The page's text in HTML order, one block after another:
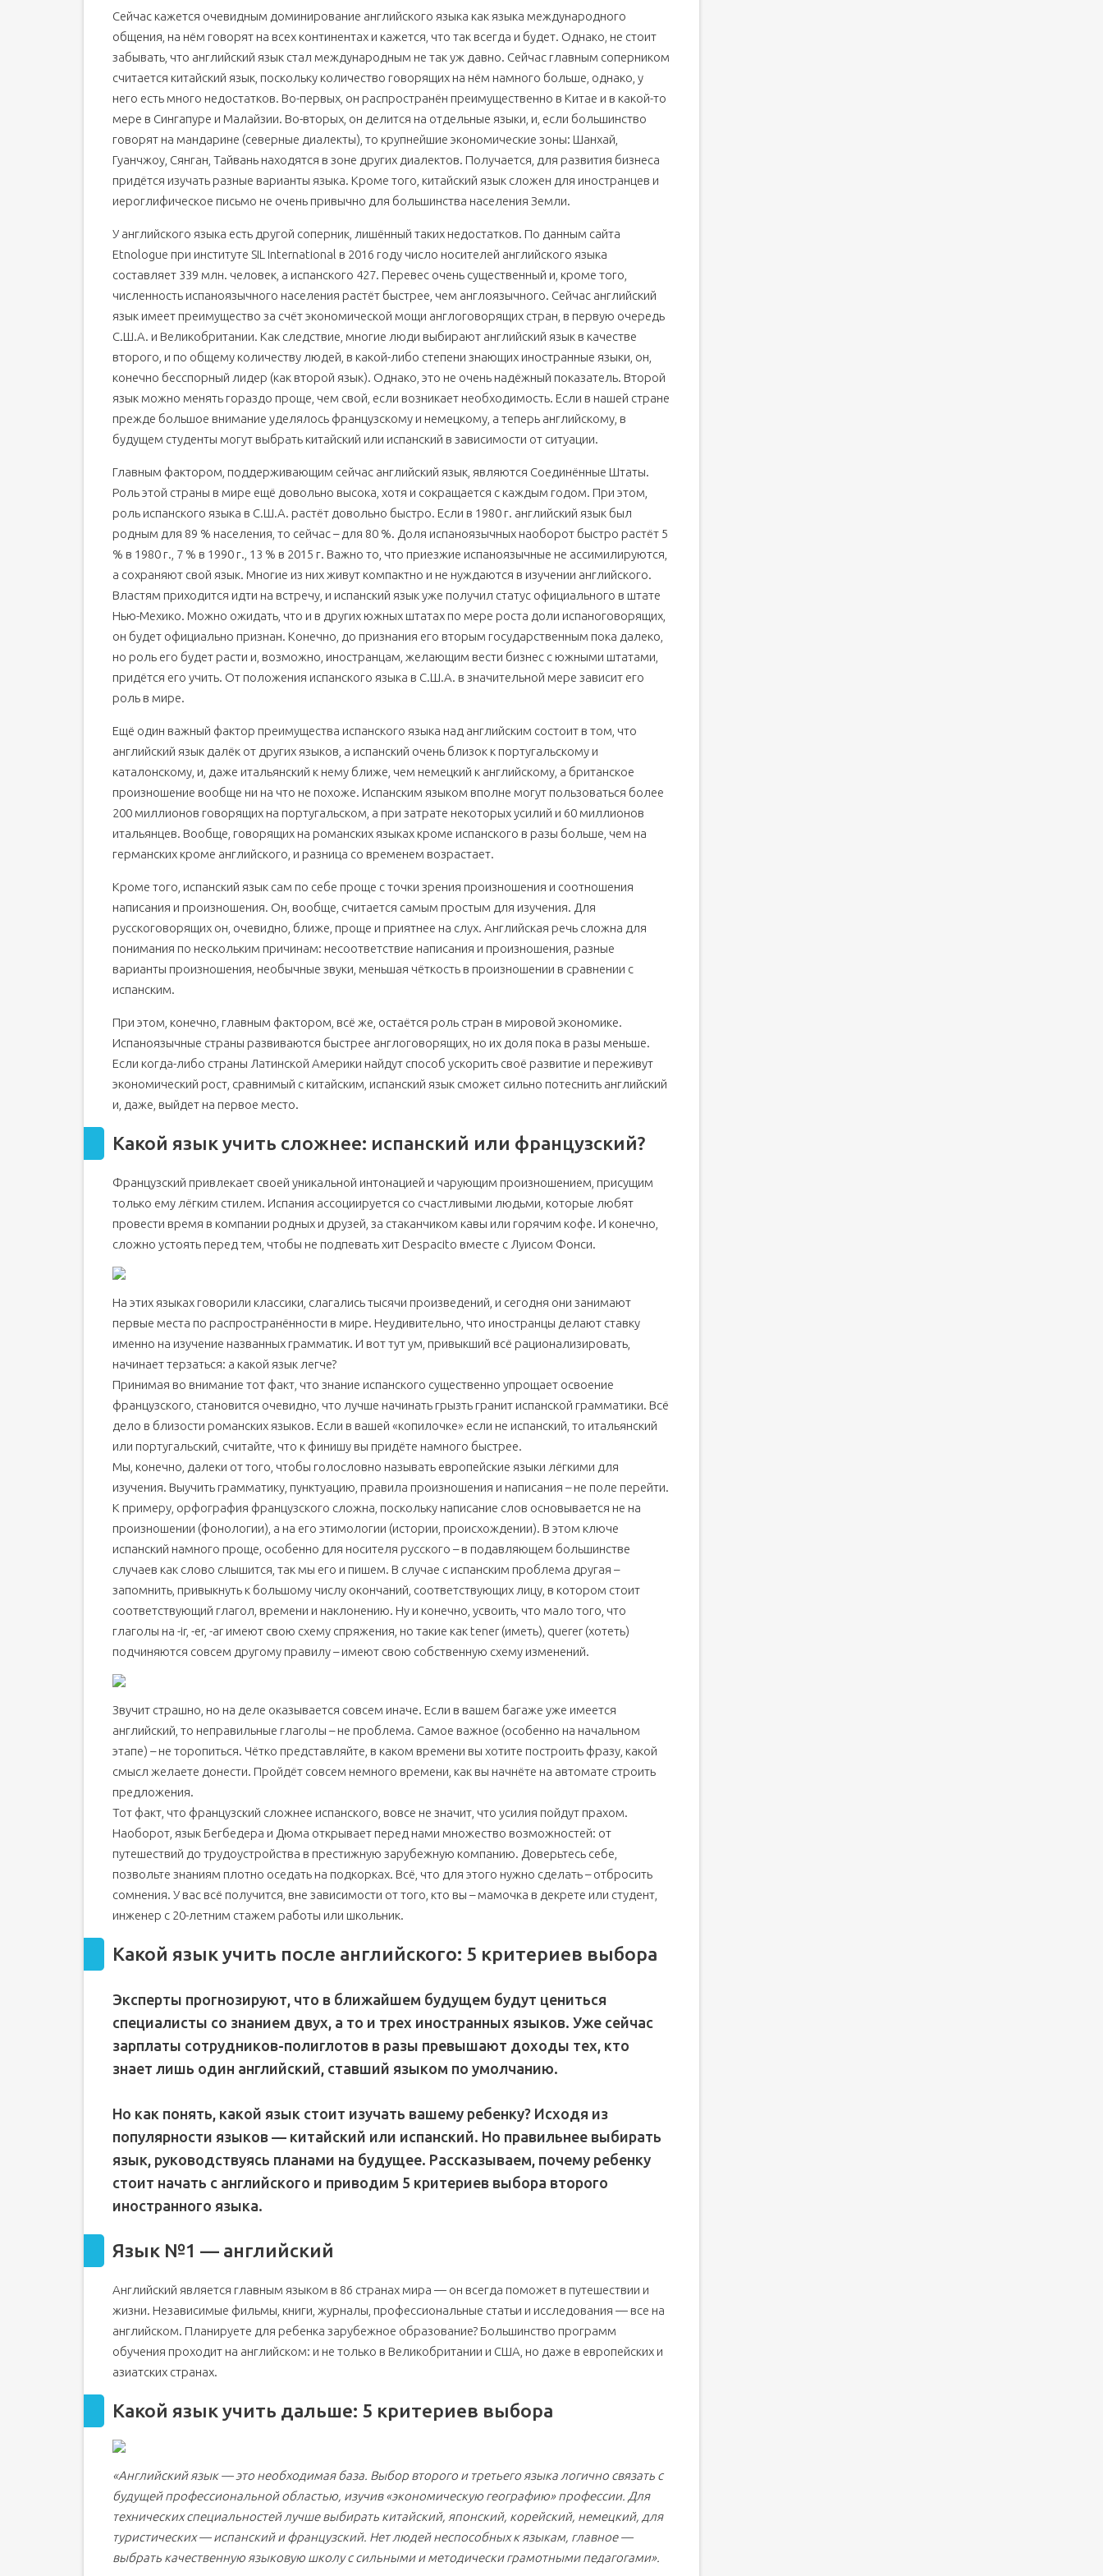
Какой язык учить дальше: 5 критериев выбора
Сейчас кажется очевидным доминирование английского языка как языка международного
общения, на нём говорят на всех континентах и кажется, что так всегда и будет. Однако, не стоит
забывать, что английский язык стал международным не так уж давно. Сейчас главным соперником
считается китайский язык, поскольку количество говорящих на нём намного больше, однако, у
него есть много недостатков. Во-первых, он распространён преимущественно в Китае и в какой-то
мере в Сингапуре и Малайзии. Во-вторых, он делится на отдельные языки, и, если большинство
говорят на мандарине (северные диалекты), то крупнейшие экономические зоны: Шанхай,
Гуанчжоу, Сянган, Тайвань находятся в зоне других диалектов. Получается, для развития бизнеса
придётся изучать разные варианты языка. Кроме того, китайский язык сложен для иностранцев и
иероглифическое письмо не очень привычно для большинства населения Земли.
У английского языка есть другой соперник, лишённый таких недостатков. По данным сайта
Etnologue при институте SIL International в 2016 году число носителей английского языка
составляет 339 млн. человек, а испанского 427. Перевес очень существенный и, кроме того,
численность испаноязычного населения растёт быстрее, чем англоязычного. Сейчас английский
язык имеет преимущество за счёт экономической мощи англоговорящих стран, в первую очередь
С.Ш.А. и Великобритании. Как следствие, многие люди выбирают английский язык в качестве
второго, и по общему количеству людей, в какой-либо степени знающих иностранные языки, он,
конечно бесспорный лидер (как второй язык). Однако, это не очень надёжный показатель. Второй
язык можно менять гораздо проще, чем свой, если возникает необходимость. Если в нашей стране
прежде большое внимание уделялось французскому и немецкому, а теперь английскому, в
будущем студенты могут выбрать китайский или испанский в зависимости от ситуации.
Главным фактором, поддерживающим сейчас английский язык, являются Соединённые Штаты.
Роль этой страны в мире ещё довольно высока, хотя и сокращается с каждым годом. При этом,
роль испанского языка в С.Ш.А. растёт довольно быстро. Если в 1980 г. английский язык был
родным для 89 % населения, то сейчас – для 80 %. Доля испаноязычных наоборот быстро растёт 5
% в 1980 г., 7 % в 1990 г., 13 % в 2015 г. Важно то, что приезжие испаноязычные не ассимилируются,
а сохраняют свой язык. Многие из них живут компактно и не нуждаются в изучении английского.
Властям приходится идти на встречу, и испанский язык уже получил статус официального в штате
Нью-Мехико. Можно ожидать, что и в других южных штатах по мере роста доли испаноговорящих,
он будет официально признан. Конечно, до признания его вторым государственным пока далеко,
но роль его будет расти и, возможно, иностранцам, желающим вести бизнес с южными штатами,
придётся его учить. От положения испанского языка в С.Ш.А. в значительной мере зависит его
роль в мире.
Ещё один важный фактор преимущества испанского языка над английским состоит в том, что
английский язык далёк от других языков, а испанский очень близок к португальскому и
каталонскому, и, даже итальянский к нему ближе, чем немецкий к английскому, а британское
произношение вообще ни на что не похоже. Испанским языком вполне могут пользоваться более
200 миллионов говорящих на португальском, а при затрате некоторых усилий и 60 миллионов
итальянцев. Вообще, говорящих на романских языках кроме испанского в разы больше, чем на
германских кроме английского, и разница со временем возрастает.
Кроме того, испанский язык сам по себе проще с точки зрения произношения и соотношения
написания и произношения. Он, вообще, считается самым простым для изучения. Для
русскоговорящих он, очевидно, ближе, проще и приятнее на слух. Английская речь сложна для
понимания по нескольким причинам: несоответствие написания и произношения, разные
варианты произношения, необычные звуки, меньшая чёткость в произношении в сравнении с
испанским.
При этом, конечно, главным фактором, всё же, остаётся роль стран в мировой экономике.
Испаноязычные страны развиваются быстрее англоговорящих, но их доля пока в разы меньше.
Если когда-либо страны Латинской Америки найдут способ ускорить своё развитие и переживут
экономический рост, сравнимый с китайским, испанский язык сможет сильно потеснить английский
и, даже, выйдет на первое место.
Какой язык учить сложнее: испанский или французский?
Французский привлекает своей уникальной интонацией и чарующим произношением, присущим
только ему лёгким стилем. Испания ассоциируется со счастливыми людьми, которые любят
провести время в компании родных и друзей, за стаканчиком кавы или горячим кофе. И конечно,
сложно устоять перед тем, чтобы не подпевать хит Despacito вместе с Луисом Фонси.
На этих языках говорили классики, слагались тысячи произведений, и сегодня они занимают
первые места по распространённости в мире. Неудивительно, что иностранцы делают ставку
именно на изучение названных грамматик. И вот тут ум, привыкший всё рационализировать,
начинает терзаться: а какой язык легче?
Принимая во внимание тот факт, что знание испанского существенно упрощает освоение
французского, становится очевидно, что лучше начинать грызть гранит испанской грамматики. Всё
дело в близости романских языков. Если в вашей «копилочке» если не испанский, то итальянский
или португальский, считайте, что к финишу вы придёте намного быстрее.
Мы, конечно, далеки от того, чтобы голословно называть европейские языки лёгкими для
изучения. Выучить грамматику, пунктуацию, правила произношения и написания – не поле перейти.
К примеру, орфография французского сложна, поскольку написание слов основывается не на
произношении (фонологии), а на его этимологии (истории, происхождении). В этом ключе
испанский намного проще, особенно для носителя русского – в подавляющем большинстве
случаев как слово слышится, так мы его и пишем. В случае с испанским проблема другая –
запомнить, привыкнуть к большому числу окончаний, соответствующих лицу, в котором стоит
соответствующий глагол, времени и наклонению. Ну и конечно, усвоить, что мало того, что
глаголы на -ir, -er, -ar имеют свою схему спряжения, но такие как tener (иметь), querer (хотеть)
подчиняются совсем другому правилу – имеют свою собственную схему изменений.
Звучит страшно, но на деле оказывается совсем иначе. Если в вашем багаже уже имеется
английский, то неправильные глаголы – не проблема. Самое важное (особенно на начальном
этапе) – не торопиться. Чётко представляйте, в каком времени вы хотите построить фразу, какой
смысл желаете донести. Пройдёт совсем немного времени, как вы начнёте на автомате строить
предложения.
Тот факт, что французский сложнее испанского, вовсе не значит, что усилия пойдут прахом.
Наоборот, язык Бегбедера и Дюма открывает перед нами множество возможностей: от
путешествий до трудоустройства в престижную зарубежную компанию. Доверьтесь себе,
позвольте знаниям плотно оседать на подкорках. Всё, что для этого нужно сделать – отбросить
сомнения. У вас всё получится, вне зависимости от того, кто вы – мамочка в декрете или студент,
инженер с 20-летним стажем работы или школьник.
Какой язык учить после английского: 5 критериев выбора
Эксперты прогнозируют, что в ближайшем будущем будут цениться
специалисты со знанием двух, а то и трех иностранных языков. Уже сейчас
зарплаты сотрудников-полиглотов в разы превышают доходы тех, кто
знает лишь один английский, ставший языком по умолчанию.
Но как понять, какой язык стоит изучать вашему ребенку? Исходя из
популярности языков — китайский или испанский. Но правильнее выбирать
язык, руководствуясь планами на будущее. Рассказываем, почему ребенку
стоит начать с английского и приводим 5 критериев выбора второго
иностранного языка.
Язык №1 — английский
Английский является главным языком в 86 странах мира — он всегда поможет в путешествии и
жизни. Независимые фильмы, книги, журналы, профессиональные статьи и исследования — все на
английском. Планируете для ребенка зарубежное образование? Большинство программ
обучения проходит на английском: и не только в Великобритании и США, но даже в европейских и
азиатских странах.
Какой язык учить дальше: 5 критериев выбора
«Английский язык — это необходимая база. Выбор второго и третьего языка логично связать с
будущей профессиональной областью, изучив «экономическую географию» профессии. Для
технических специальностей лучше выбирать китайский, японский, корейский, немецкий, для
туристических — испанский и французский. Нет людей неспособных к языкам, главное —
выбрать качественную языковую школу с сильными и методически грамотными педагогами».